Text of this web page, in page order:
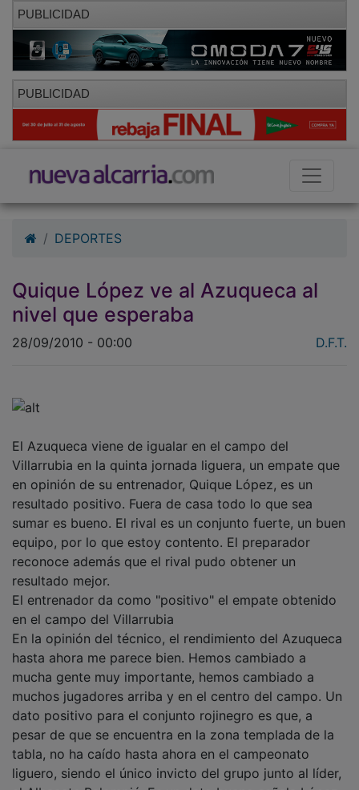
PUBLICIDAD
PUBLICIDAD
Quique López ve al Azuqueca al
nivel que esperaba
28/09/2010 - 00:00
Villarrubia en la quinta jornada liguera, un empate que
en opinión de su entrenador, Quique López, es un
resultado positivo. Fuera de casa todo lo que sea
sumar es bueno. El rival es un conjunto fuerte, un buen
equipo, por lo que estoy contento. El preparador
reconoce además que el rival pudo obtener un
resultado mejor.
El entrenador da como "positivo" el empate obtenido
en el campo del Villarrubia
En la opinión del técnico, el rendimiento del Azuqueca
hasta ahora me parece bien. Hemos cambiado a
mucha gente muy importante, hemos cambiado a
muchos jugadores arriba y en el centro del campo. Un
dato positivo para el conjunto rojinegro es que, a
pesar de que se encuentra en la zona templada de la
tabla, no ha caído hasta ahora en el campeonato
liguero, siendo el único invicto del grupo junto al líder,
el Albacete Balompié. Es un dato bueno señala López